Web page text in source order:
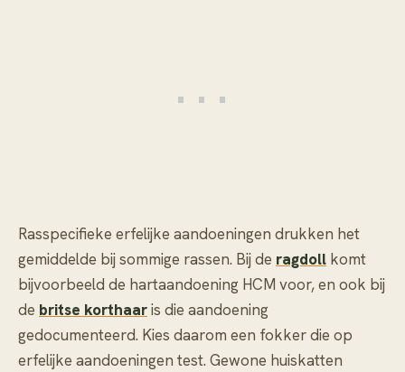
Rasspecifieke erfelijke aandoeningen drukken het
gemiddelde bij sommige rassen. Bij de ragdoll komt
bijvoorbeeld de hartaandoening HCM voor, en ook bij
de britse korthaaris die aandoening
gedocumenteerd. Kies daarom een fokker die op
erfelijke aandoeningen test. Gewone huiskatten